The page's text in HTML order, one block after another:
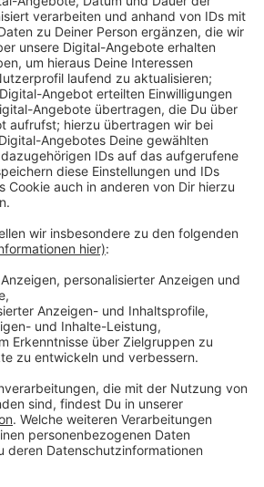
45 Mitgliedern zusammen. Jetzt
der Suche nach neuen
ist jeder willkommen -
es nämlich nicht! Chorleiter
Beste aus jedem raus. Da die
vierstimmiger Chor sind, sind auch
Geprobt wird jeden Dienstag
Uhr im Hotel und Restaurant
glücklich."
für die "Glory Gospels" ein
Daher singen sie auch nicht nur
treffen sich auch für gemeinsame